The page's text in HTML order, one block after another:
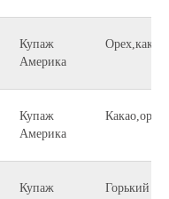
Купаж
Америка
Орех,какао
Купаж
Америка
Купаж
Горький